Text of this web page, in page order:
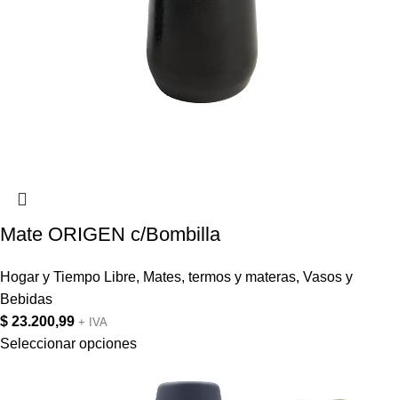
Mate ORIGEN c/Bombilla
Hogar y Tiempo Libre, Mates, termos y materas, Vasos y
Bebidas
$ 23.200,99 + IVA
Seleccionar opciones